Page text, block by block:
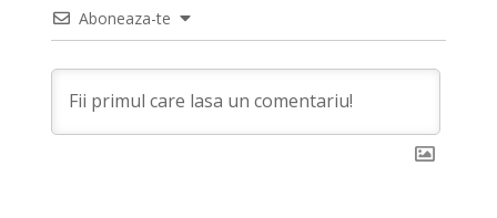
Aboneaza-te